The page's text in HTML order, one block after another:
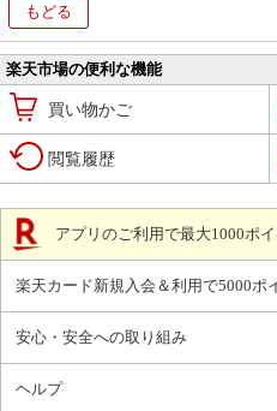
もどる
楽天市場の便利な機能
買い物かご
閲覧履歴
アプリのご利用で最大1000ポイ
楽天カード新規入会＆利用で5000ポ
安心・安全への取り組み
ヘルプ